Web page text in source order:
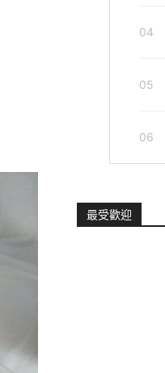
04
05
06
最受歡迎